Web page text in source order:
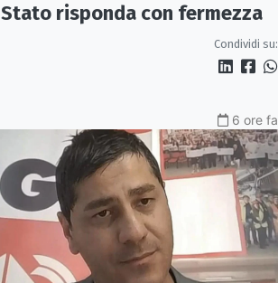
Stato risponda con fermezza
Condividi su:
6 ore fa